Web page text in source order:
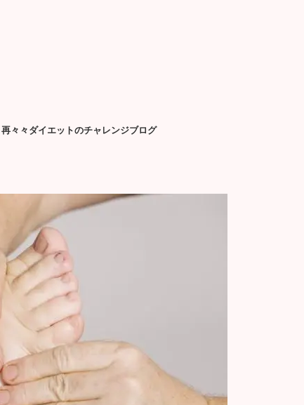
々々ダイエットのチャレンジブログ